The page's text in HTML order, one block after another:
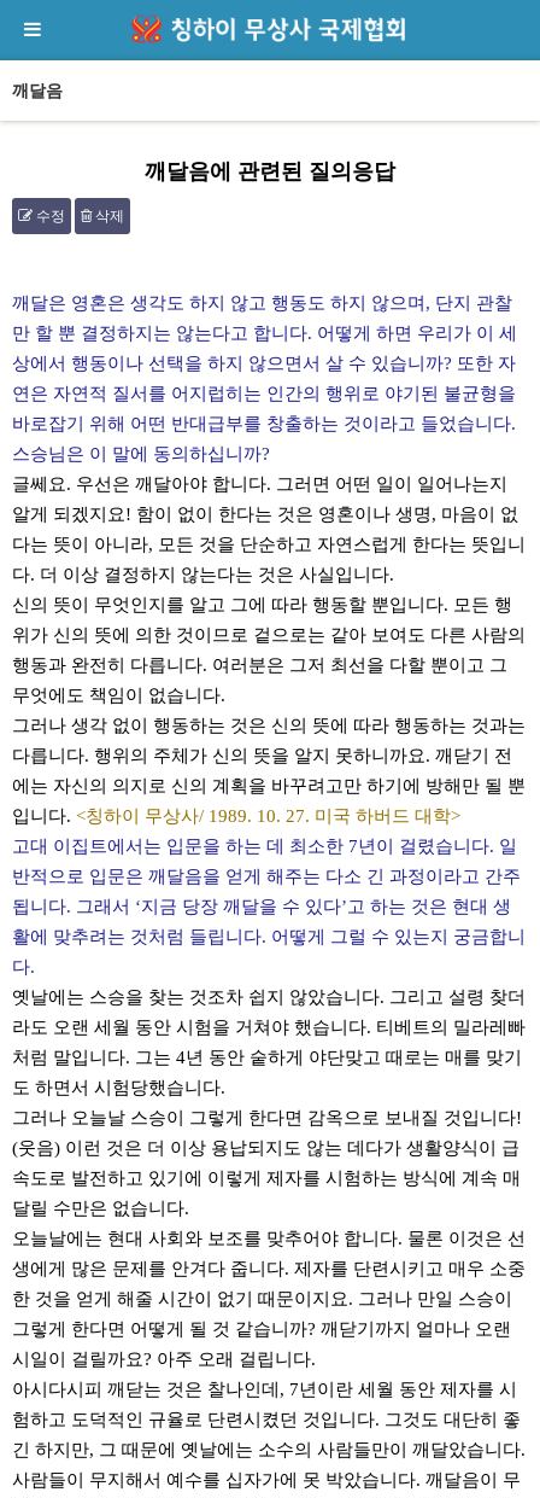
깨달음
깨달음에 관련된 질의응답
수정 삭제
깨달은 영혼은 생각도 하지 않고 행동도 하지 않으며, 단지 관찰
만 할 뿐 결정하지는 않는다고 합니다. 어떻게 하면 우리가 이 세
상에서 행동이나 선택을 하지 않으면서 살 수 있습니까? 또한 자
연은 자연적 질서를 어지럽히는 인간의 행위로 야기된 불균형을
바로잡기 위해 어떤 반대급부를 창출하는 것이라고 들었습니다.
스승님은 이 말에 동의하십니까?
글쎄요. 우선은 깨달아야 합니다. 그러면 어떤 일이 일어나는지
알게 되겠지요! 함이 없이 한다는 것은 영혼이나 생명, 마음이 없
다는 뜻이 아니라, 모든 것을 단순하고 자연스럽게 한다는 뜻입니
다. 더 이상 결정하지 않는다는 것은 사실입니다.
신의 뜻이 무엇인지를 알고 그에 따라 행동할 뿐입니다. 모든 행
위가 신의 뜻에 의한 것이므로 겉으로는 같아 보여도 다른 사람의
행동과 완전히 다릅니다. 여러분은 그저 최선을 다할 뿐이고 그
무엇에도 책임이 없습니다.
그러나 생각 없이 행동하는 것은 신의 뜻에 따라 행동하는 것과는
다릅니다. 행위의 주체가 신의 뜻을 알지 못하니까요. 깨닫기 전
에는 자신의 의지로 신의 계획을 바꾸려고만 하기에 방해만 될 뿐
입니다. <칭하이 무상사/ 1989. 10. 27. 미국 하버드 대학>
고대 이집트에서는 입문을 하는 데 최소한 7년이 걸렸습니다. 일
반적으로 입문은 깨달음을 얻게 해주는 다소 긴 과정이라고 간주
됩니다. 그래서 ‘지금 당장 깨달을 수 있다’고 하는 것은 현대 생
활에 맞추려는 것처럼 들립니다. 어떻게 그럴 수 있는지 궁금합니
다.
옛날에는 스승을 찾는 것조차 쉽지 않았습니다. 그리고 설령 찾더
라도 오랜 세월 동안 시험을 거쳐야 했습니다. 티베트의 밀라레빠
처럼 말입니다. 그는 4년 동안 숱하게 야단맞고 때로는 매를 맞기
도 하면서 시험당했습니다.
그러나 오늘날 스승이 그렇게 한다면 감옥으로 보내질 것입니다!
(웃음) 이런 것은 더 이상 용납되지도 않는 데다가 생활양식이 급
속도로 발전하고 있기에 이렇게 제자를 시험하는 방식에 계속 매
달릴 수만은 없습니다.
오늘날에는 현대 사회와 보조를 맞추어야 합니다. 물론 이것은 선
생에게 많은 문제를 안겨다 줍니다. 제자를 단련시키고 매우 소중
한 것을 얻게 해줄 시간이 없기 때문이지요. 그러나 만일 스승이
그렇게 한다면 어떻게 될 것 같습니까? 깨닫기까지 얼마나 오랜
시일이 걸릴까요? 아주 오래 걸립니다.
아시다시피 깨닫는 것은 찰나인데, 7년이란 세월 동안 제자를 시
험하고 도덕적인 규율로 단련시켰던 것입니다. 그것도 대단히 좋
긴 하지만, 그 때문에 옛날에는 소수의 사람들만이 깨달았습니다.
사람들이 무지해서 예수를 십자가에 못 박았습니다. 깨달음이 무